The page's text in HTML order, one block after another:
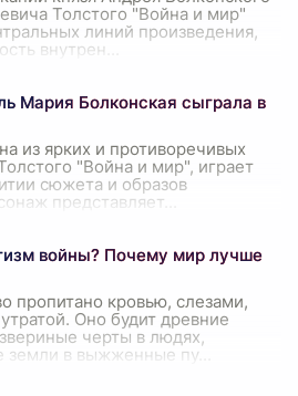
Толстого "Война и мир"
линий произведения,
внутрен
Мария Болконская сыграла в
из ярких и противоречивых
"Война и мир", играет
сюжета и образов
представляет
войны? Почему мир лучше
пропитано кровью, слезами,
Оно будит древние
черты в людях,
земли в выжженные пу